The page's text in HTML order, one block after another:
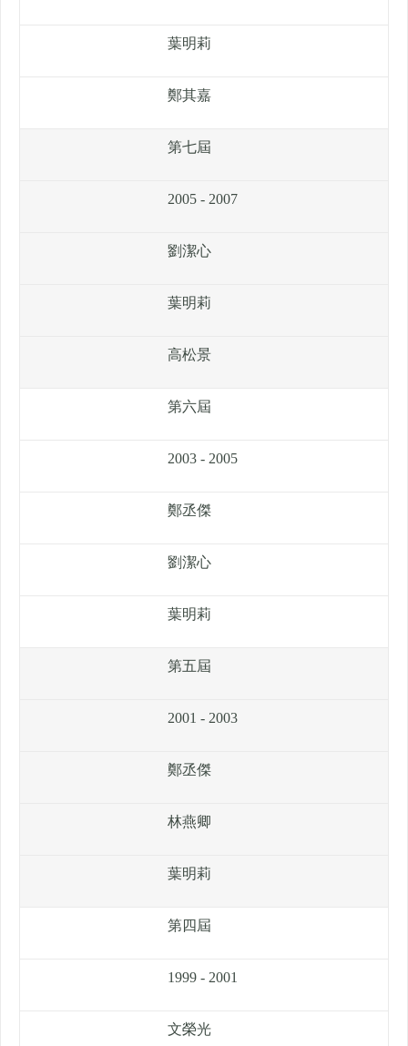
葉明莉
鄭其嘉
第七屆
2005 - 2007
劉潔心
葉明莉
高松景
第六屆
2003 - 2005
鄭丞傑
劉潔心
葉明莉
第五屆
2001 - 2003
鄭丞傑
林燕卿
葉明莉
第四屆
1999 - 2001
文榮光